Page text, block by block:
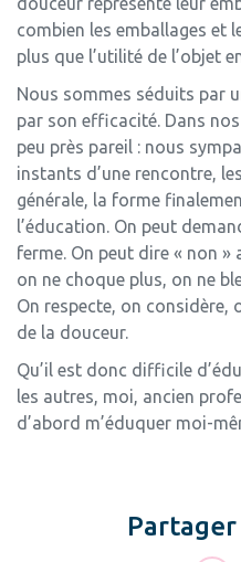
combien les emballages et
plus que l’utilité de l’objet
Nous sommes séduits par
par son efficacité. Dans
peu près pareil : nous
instants d’une rencontre,
générale, la forme
l’éducation. On peut
ferme. On peut dire « non »
on ne choque plus, on ne
On respecte, on considère,
de la douceur.
Qu’il est donc difficile
les autres, moi, ancien
d’abord m’éduquer moi-